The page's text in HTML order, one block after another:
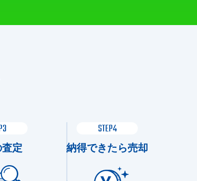
定
STEP4
納得できたら売却